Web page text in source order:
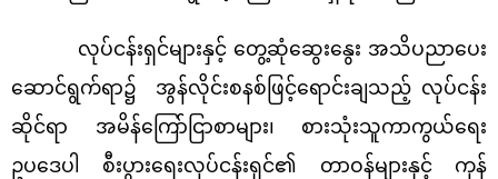
လုပ်ငန်းရှင်များနှင့် တွေ့ဆုံဆွေးနွေး အသိပညာပေး
ဆောင်ရွက်ရာ၌ အွန်လိုင်းစနစ်ဖြင့်ရောင်းချသည့် လုပ်ငန်း
ဆိုင်ရာ အမိန်ကြော်ငြာစာများ၊ စားသုံးသူကာကွယ်ရေး
ဥပဒေပါ စီးပွားရေးလုပ်ငန်းရှင်၏ တာဝန်များနှင့် ကုန်